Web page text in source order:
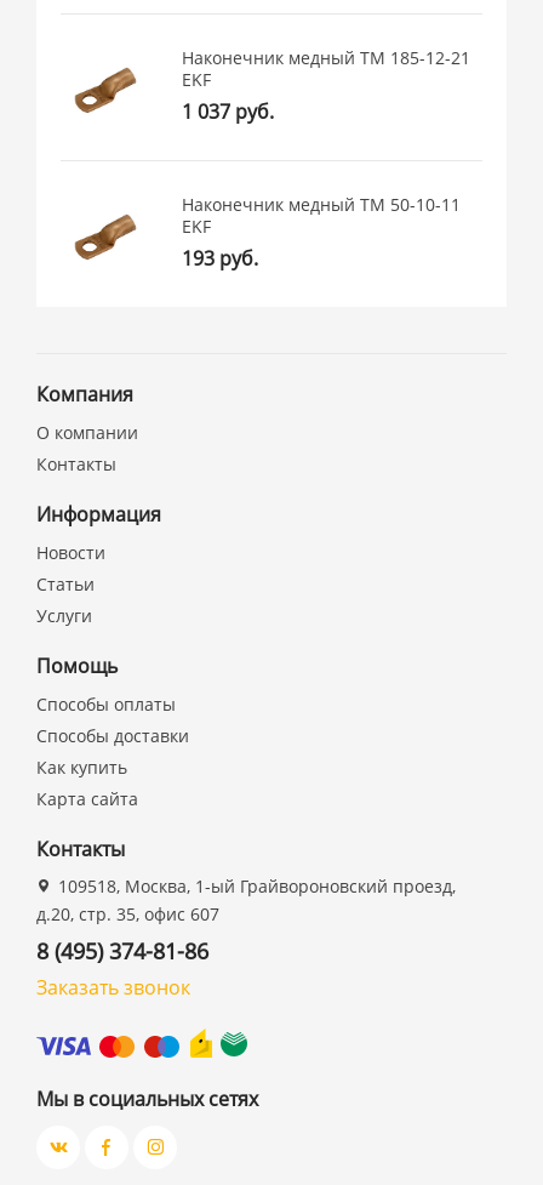
Наконечник медный ТМ 185-12-21
EKF
1 037 руб.
Наконечник медный ТМ 50-10-11
EKF
193 руб.
Компания
О компании
Контакты
Информация
Новости
Статьи
Услуги
Помощь
Способы оплаты
Способы доставки
Как купить
Карта сайта
Контакты
109518, Москва, 1-ый Грайвороновский проезд,
д.20, стр. 35, офис 607
8 (495) 374-81-86
Заказать звонок
Мы в социальных сетях